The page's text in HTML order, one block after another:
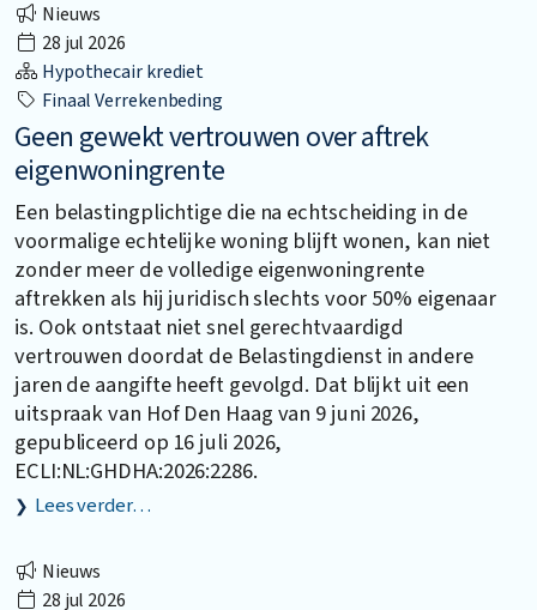
Nieuws
28 jul 2026
Hypothecair krediet
Finaal Verrekenbeding
Geen gewekt vertrouwen over aftrek
eigenwoningrente
Een belastingplichtige die na echtscheiding in de
voormalige echtelijke woning blijft wonen, kan niet
zonder meer de volledige eigenwoningrente
aftrekken als hij juridisch slechts voor 50% eigenaar
is. Ook ontstaat niet snel gerechtvaardigd
vertrouwen doordat de Belastingdienst in andere
jaren de aangifte heeft gevolgd. Dat blijkt uit een
uitspraak van Hof Den Haag van 9 juni 2026,
gepubliceerd op 16 juli 2026,
ECLI:NL:GHDHA:2026:2286.
Lees verder…
Nieuws
28 jul 2026